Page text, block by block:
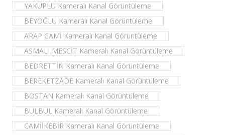
YAKUPLU Kameralı Kanal Görüntüleme
BEYOĞLU Kameralı Kanal Görüntüleme
ARAP CAMİ Kameralı Kanal Görüntüleme
ASMALI MESCİT Kameralı Kanal Görüntüleme
BEDRETTİN Kameralı Kanal Görüntüleme
BEREKETZADE Kameralı Kanal Görüntüleme
BOSTAN Kameralı Kanal Görüntüleme
BÜLBÜL Kameralı Kanal Görüntüleme
CAMİİKEBİR Kameralı Kanal Görüntüleme